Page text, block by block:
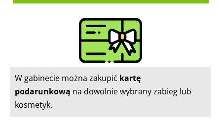
W gabinecie można zakupić kartę
podarunkową na dowolnie wybrany zabieg lub
kosmetyk.